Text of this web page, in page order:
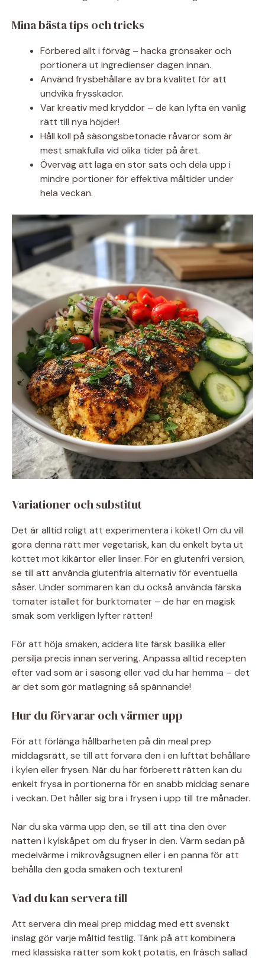
Mina bästa tips och tricks
Förbered allt i förväg – hacka grönsaker och
portionera ut ingredienser dagen innan.
Använd frysbehållare av bra kvalitet för att
undvika frysskador.
Var kreativ med kryddor – de kan lyfta en vanlig
rätt till nya höjder!
Håll koll på säsongsbetonade råvaror som är
mest smakfulla vid olika tider på året.
Överväg att laga en stor sats och dela upp i
mindre portioner för effektiva måltider under
hela veckan.
Variationer och substitut
Det är alltid roligt att experimentera i köket! Om du vill
göra denna rätt mer vegetarisk, kan du enkelt byta ut
köttet mot kikärtor eller linser. För en glutenfri version,
se till att använda glutenfria alternativ för eventuella
såser. Under sommaren kan du också använda färska
tomater istället för burktomater – de har en magisk
smak som verkligen lyfter rätten!
För att höja smaken, addera lite färsk basilika eller
persilja precis innan servering. Anpassa alltid recepten
efter vad som är i säsong eller vad du har hemma – det
är det som gör matlagning så spännande!
Hur du förvarar och värmer upp
För att förlänga hållbarheten på din meal prep
middagsrätt, se till att förvara den i en lufttät behållare
i kylen eller frysen. När du har förberett rätten kan du
enkelt frysa in portionerna för en snabb middag senare
i veckan. Det håller sig bra i frysen i upp till tre månader.
När du ska värma upp den, se till att tina den över
natten i kylskåpet om du fryser in den. Värm sedan på
medelvärme i mikrovågsugnen eller i en panna för att
behålla den goda smaken och texturen!
Vad du kan servera till
Att servera din meal prep middag med ett svenskt
inslag gör varje måltid festlig. Tänk på att kombinera
med klassiska rätter som kokt potatis, en fräsch sallad